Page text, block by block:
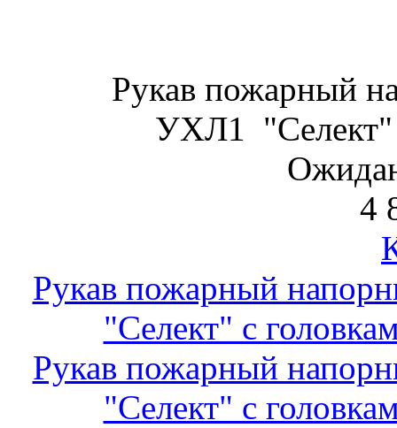
Рукав пожарный
УХЛ1 "Селект"
4
Рукав пожарный
"Селект" с
Рукав пожарный
"Селект" с